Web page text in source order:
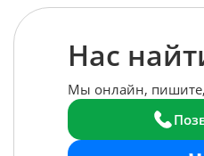
Нас
Мы онлайн,